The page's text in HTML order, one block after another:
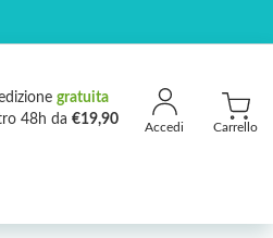
Carrello
gratuita
48h da €19,90